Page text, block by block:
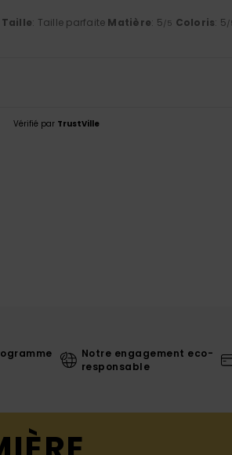
Taille: Taille parfaite Matière: 5/5 Coloris: 5/
Vérifié par TrustVille
Notre engagement eco-
responsable